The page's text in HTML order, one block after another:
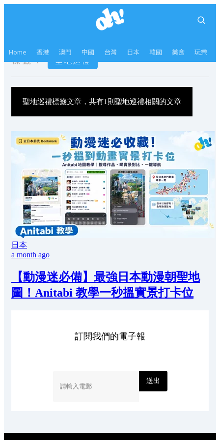
Home 香港 澳門 中國 台灣 日本 韓國 美食 玩樂
標籤： 聖地巡禮
聖地巡禮標籤文章，共有1則聖地巡禮相關的文章
日本
a month ago
【動漫迷必備】最強日本動漫朝聖地
圖！Anitabi 教學一秒搵實景打卡位
訂閱我們的電子報
送出